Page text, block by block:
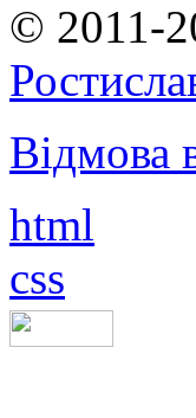
© 2011-
Відмова
html
css